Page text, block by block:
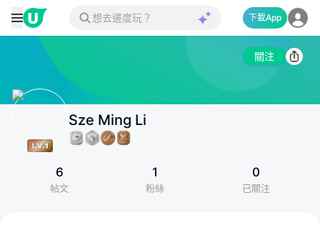
下載App
關注
Sze Ming Li
6
帖文
1
粉絲
0
已關注